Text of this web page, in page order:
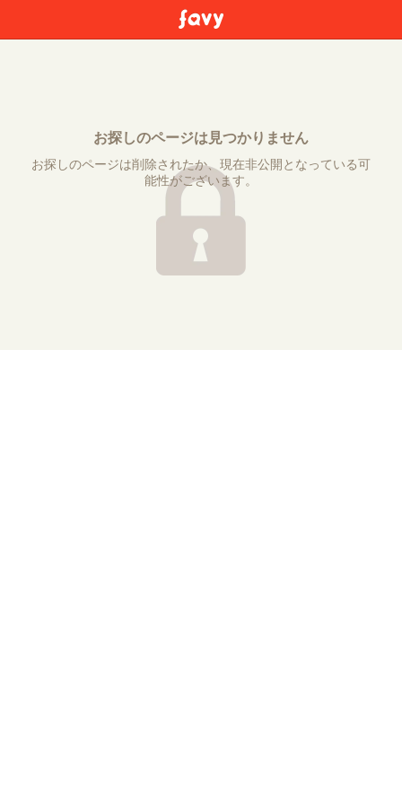
お探しのページは見つかりません
お探しのページは削除されたか、現在非公開となっている可
能性がございます。